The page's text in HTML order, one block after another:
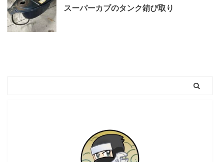
スーパーカブのタンク錆び取り